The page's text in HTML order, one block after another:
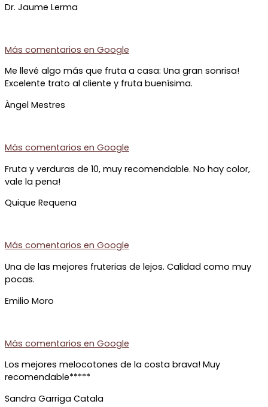
Dr. Jaume Lerma
Más comentarios en Google
Me llevé algo más que fruta a casa: Una gran sonrisa!
Excelente trato al cliente y fruta buenísima.
Àngel Mestres
Más comentarios en Google
Fruta y verduras de 10, muy recomendable. No hay color,
vale la pena!
Quique Requena
Más comentarios en Google
Una de las mejores fruterias de lejos. Calidad como muy
pocas.
Emilio Moro
Más comentarios en Google
Los mejores melocotones de la costa brava! Muy
recomendable*****
Sandra Garriga Catala